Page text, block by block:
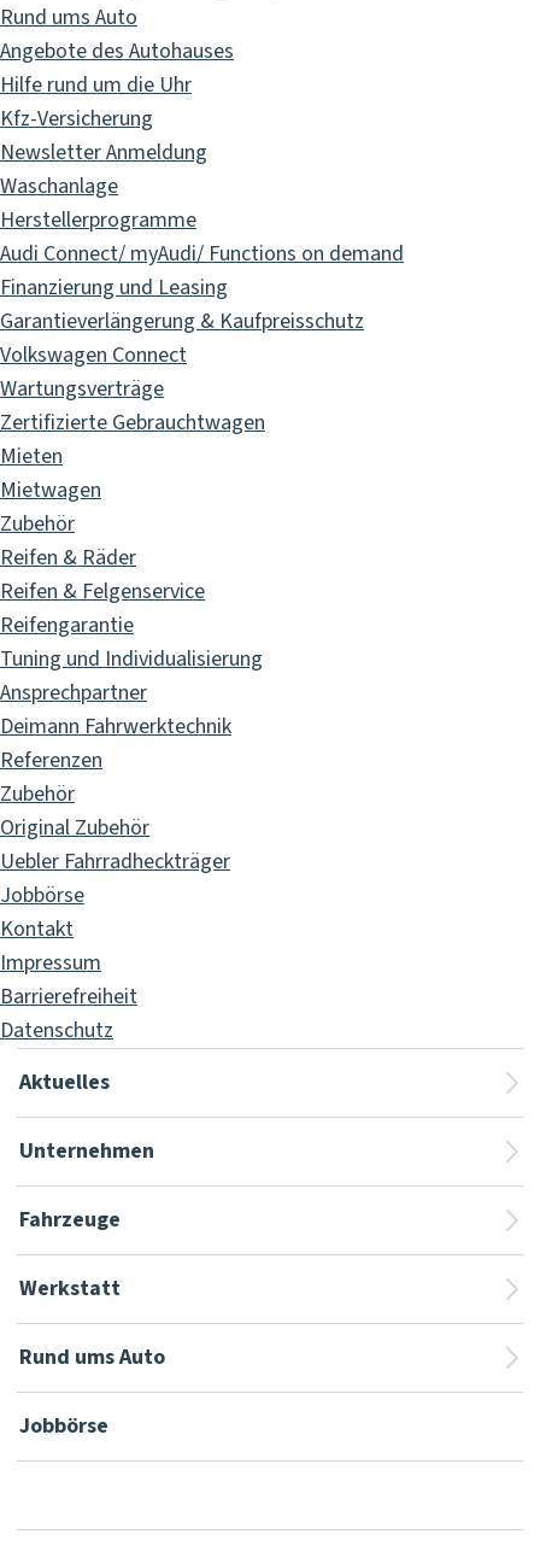
Rund ums Auto
Angebote des Autohauses
Hilfe rund um die Uhr
Kfz-Versicherung
Newsletter Anmeldung
Waschanlage
Herstellerprogramme
Audi Connect/ myAudi/ Functions on demand
Finanzierung und Leasing
Garantieverlängerung & Kaufpreisschutz
Volkswagen Connect
Wartungsverträge
Zertifizierte Gebrauchtwagen
Mieten
Mietwagen
Zubehör
Reifen & Räder
Reifen & Felgenservice
Reifengarantie
Tuning und Individualisierung
Ansprechpartner
Deimann Fahrwerktechnik
Referenzen
Zubehör
Original Zubehör
Uebler Fahrradheckträger
Jobbörse
Kontakt
Impressum
Barrierefreiheit
Datenschutz
Aktuelles
Unternehmen
Fahrzeuge
Werkstatt
Rund ums Auto
Jobbörse